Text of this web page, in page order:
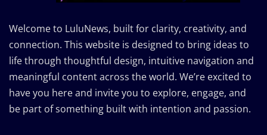
Welcome to LuluNews, built for clarity, creativity, and
connection. This website is designed to bring ideas to
life through thoughtful design, intuitive navigation and
meaningful content across the world. We’re excited to
have you here and invite you to explore, engage, and
be part of something built with intention and passion.